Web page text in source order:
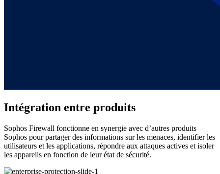
Intégration entre produits
Sophos Firewall fonctionne en synergie avec d’autres produits
Sophos pour partager des informations sur les menaces, identifier les
utilisateurs et les applications, répondre aux attaques actives et isoler
les appareils en fonction de leur état de sécurité.